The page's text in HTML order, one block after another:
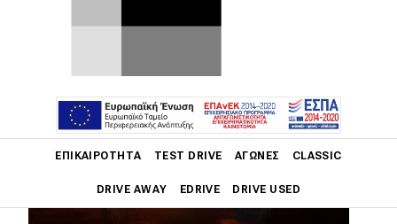
ΕΠΙΚΑΙΡΌΤΗΤΑ TEST DRIVE ΑΓΏΝΕΣ CLASSIC
DRIVE AWAY EDRIVE DRIVE USED